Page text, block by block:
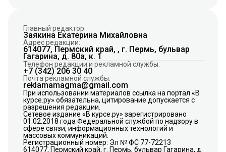
Главный редактор:
Заякина Екатерина Михайловна
Адрес редакции:
614077, Пермский край, , г. Пермь, бульвар
Гагарина, д. 80а, к. 1
Телефон редакции и рекламной службы:
+7 (342) 206 30 40
Почта рекламной службы:
reklamamagma@gmail.com
При использовании материалов ссылка на портал «В
курсе.ру» обязательна, цитирование допускается с
разрешения редакции.
Сетевое издание «В курсе.ру» зарегистрировано
01.02.2018 года Федеральной службой по надзору в
сфере связи, информационных технологий и
массовых коммуникаций.
Регистрационный номер: Эл № ФС 77-72213
614077, Пермский край, г. Пермь, бульвар Гагарина, д.